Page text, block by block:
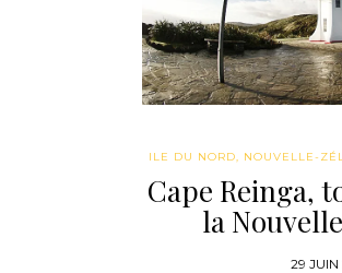
ILE DU NORD NOUVELLE-
Cape Reinga,
la
29 JUIN